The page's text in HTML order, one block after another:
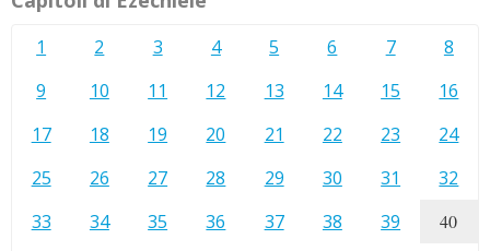
1 2 3 4 5 6 7
8
9
10 11 12 13 14 15
16
17
18 19 20 21 22 23
24
25
26 27 28 29 30 31
32
33
34 35 36 37 38 39 40